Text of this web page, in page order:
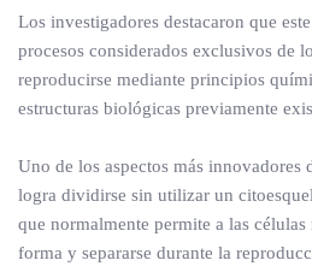
Los investigadores destacaron que
procesos considerados exclusivos de
reproducirse mediante principios
estructuras biológicas previamente
Uno de los aspectos más innovadores
logra dividirse sin utilizar un
que normalmente permite a las células
forma y separarse durante la